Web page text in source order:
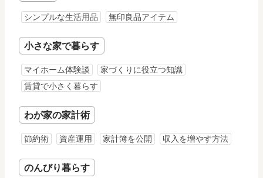
シンプルな生活用品 無印良品アイテム
小さな家で暮らす
マイホーム体験談
家づくりに役立つ知識
賃貸で小さく暮らす
わが家の家計術
節約術 資産運用 家計簿を公開 収入を増やす方法
のんびり暮らす